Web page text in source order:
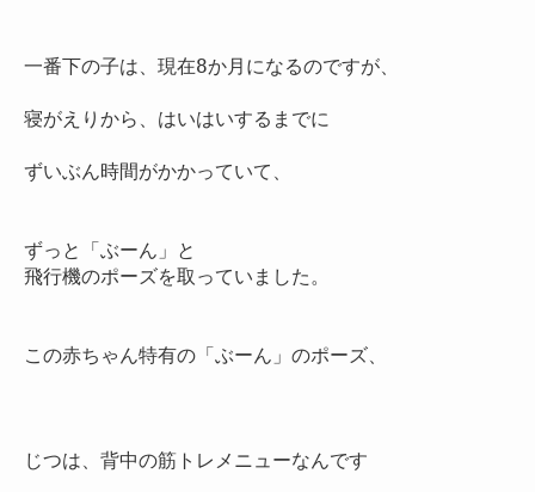
一番下の子は、現在8か月になるのですが、
寝がえりから、はいはいするまでに
ずいぶん時間がかかっていて、
ずっと「ぶーん」と
飛行機のポーズを取っていました。
この赤ちゃん特有の「ぶーん」のポーズ、
じつは、背中の筋トレメニューなんです